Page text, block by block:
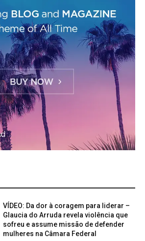
VÍDEO: Da dor à coragem para liderar –
Glaucia do Arruda revela violência que
sofreu e assume missão de defender
mulheres na Câmara Federal